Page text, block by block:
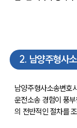
2. 남양주형사
남양주형사소송변호
운전소송 경험이 풍
의 전반적인 절차를